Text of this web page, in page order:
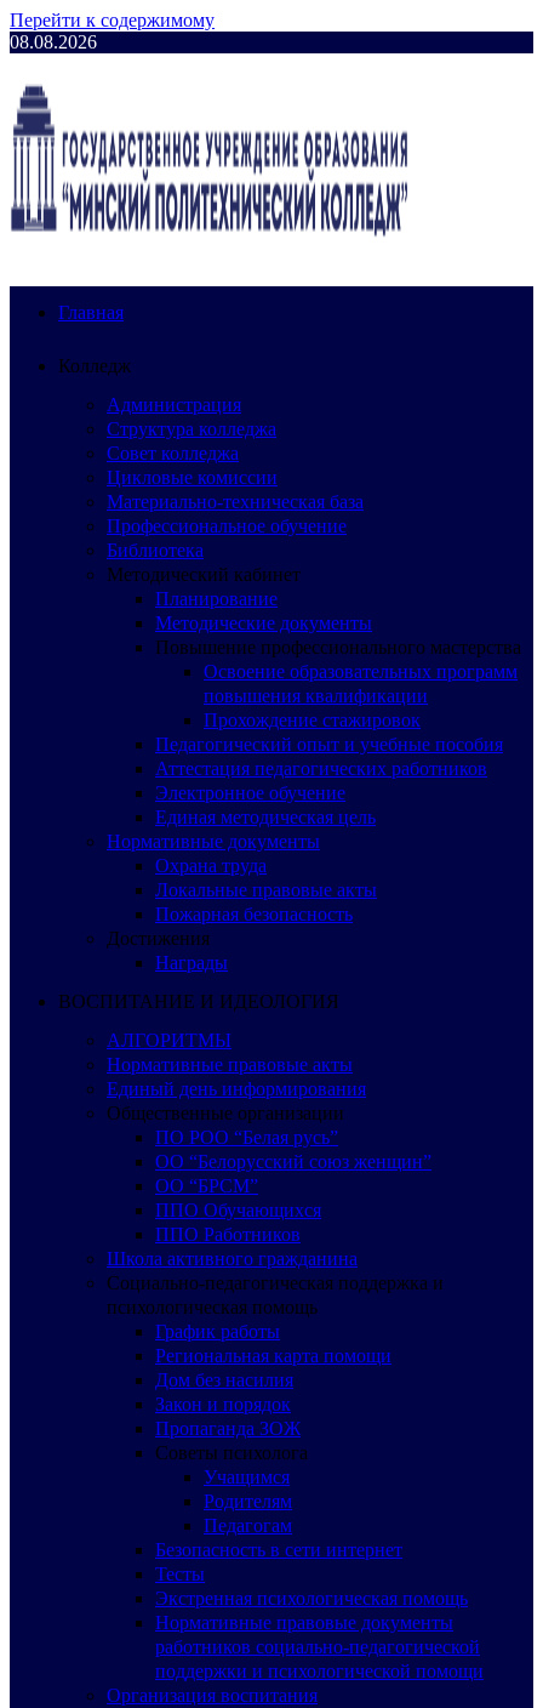
Перейти к содержимому
08.08.2026
Главная
Колледж
Администрация
Структура колледжа
Совет колледжа
Цикловые комиссии
Материально-техническая база
Профессиональное обучение
Библиотека
Методический кабинет
Планирование
Методические документы
Повышение профессионального мастерства
Освоение образовательных программ
повышения квалификации
Прохождение стажировок
Педагогический опыт и учебные пособия
Аттестация педагогических работников
Электронное обучение
Единая методическая цель
Нормативные документы
Охрана труда
Локальные правовые акты
Пожарная безопасность
Достижения
Награды
ВОСПИТАНИЕ И ИДЕОЛОГИЯ
АЛГОРИТМЫ
Нормативные правовые акты
Единый день информирования
Общественные организации
ПО РОО “Белая русь”
ОО “Белорусский союз женщин”
ОО “БРСМ”
ППО Обучающихся
ППО Работников
Школа активного гражданина
Социально-педагогическая поддержка и
психологическая помощь
График работы
Региональная карта помощи
Дом без насилия
Закон и порядок
Пропаганда ЗОЖ
Советы психолога
Учащимся
Родителям
Педагогам
Безопасность в сети интернет
Тесты
Экстренная психологическая помощь
Нормативные правовые документы
работников социально-педагогической
поддержки и психологической помощи
Организация воспитания